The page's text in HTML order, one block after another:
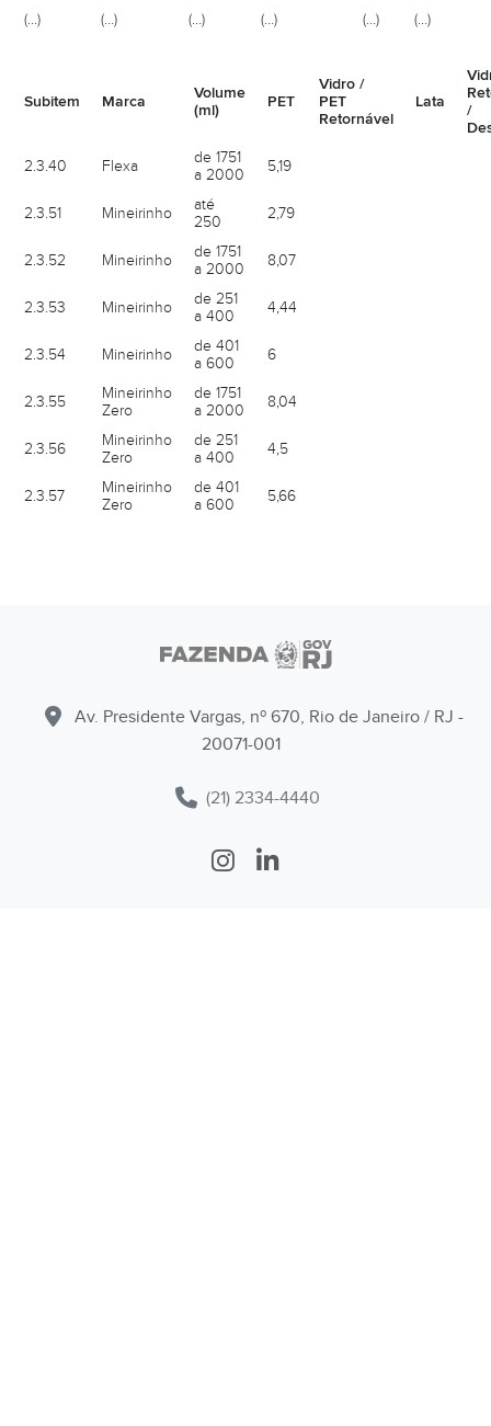
(…) (…) (…) (…) (…) (…)
Subitem Marca
Volume
(ml)
PET
Vidro /
PET
Retornável
Lata
/
2.3.40 Flexa
de 1751
a 2000
5,19
2.3.51 Mineirinho
até
250
2,79
2.3.52 Mineirinho
de 1751
a 2000
8,07
2.3.53 Mineirinho
de 251
a 400
4,44
2.3.54 Mineirinho
de 401
a 600
6
2.3.55
Mineirinho
Zero
de 1751
a 2000
8,04
2.3.56
Mineirinho
Zero
de 251
a 400
4,5
2.3.57
Mineirinho
Zero
de 401
a 600
5,66
Av. Presidente Vargas, nº 670, Rio de Janeiro / RJ -
20071-001
(21) 2334-4440